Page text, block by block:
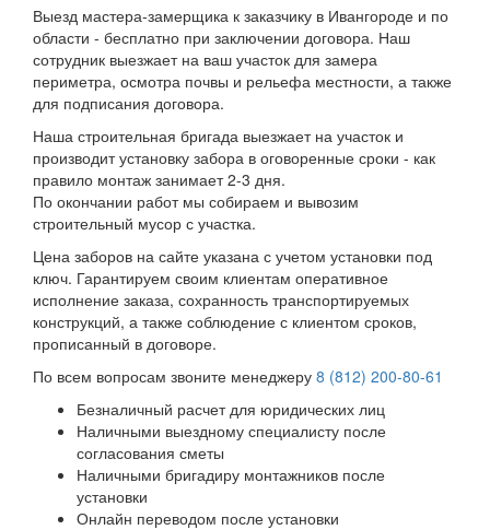
Выезд мастера-замерщика к заказчику в Ивангороде и по
области - бесплатно при заключении договора. Наш
сотрудник выезжает на ваш участок для замера
периметра, осмотра почвы и рельефа местности, а также
для подписания договора.
Наша строительная бригада выезжает на участок и
производит установку забора в оговоренные сроки - как
правило монтаж занимает 2-3 дня.
По окончании работ мы собираем и вывозим
строительный мусор с участка.
Цена заборов на сайте указана с учетом установки под
ключ. Гарантируем своим клиентам оперативное
исполнение заказа, сохранность транспортируемых
конструкций, а также соблюдение с клиентом сроков,
прописанный в договоре.
По всем вопросам звоните менеджеру 8 (812) 200-80-61
Безналичный расчет для юридических лиц
Наличными выездному специалисту после
согласования сметы
Наличными бригадиру монтажников после
установки
Онлайн переводом после установки